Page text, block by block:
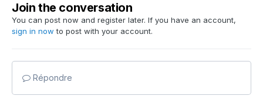
Join the conversation
You can post now and register later. If you have an account,
sign in now to post with your account.
Répondre